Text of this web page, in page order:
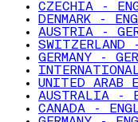
CZECHIA -
DENMARK -
AUSTRIA -
SWITZERLAND
GERMANY -
UNITED ARAB
AUSTRALIA -
CANADA -